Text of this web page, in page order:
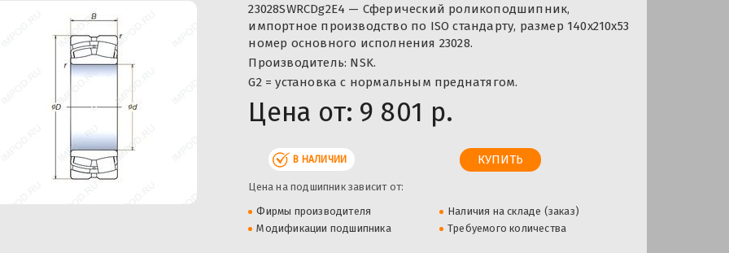
23028SWRCDg2E4 — Сферический роликоподшипник,
импортное производство по ISO стандарту, размер 140x210x53
номер основного исполнения 23028.
Производитель: NSK.
G2 = установка с нормальным преднатягом.
Цена от: 9 801 р.
В НАЛИЧИИ
Цена на подшипник зависит от:
Фирмы производителя
Наличия на складе (заказ)
Модификации подшипника
Требуемого количества